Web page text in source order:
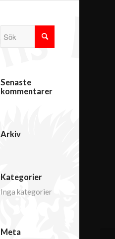
Senaste
kommentarer
Arkiv
Kategorier
Inga kategorier
Meta